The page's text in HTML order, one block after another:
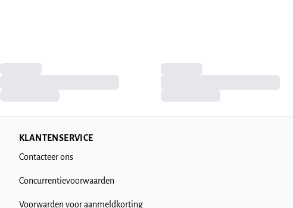
KLANTENSERVICE
Contacteer ons
Concurrentievoorwaarden
Voorwarden voor aanmeldkorting